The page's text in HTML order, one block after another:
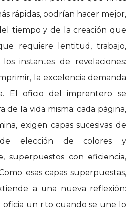
rápidas, podrían hacer mejor,
tiempo y de la creación que
requiere lentitud, trabajo,
instantes de revelaciones:
la excelencia demanda
El oficio del imprentero se
de la vida misma: cada página,
exigen capas sucesivas de
elección de colores y
superpuestos con eficiencia,
esas capas superpuestas,
a una nueva reflexión:
oficia un rito cuando se une lo